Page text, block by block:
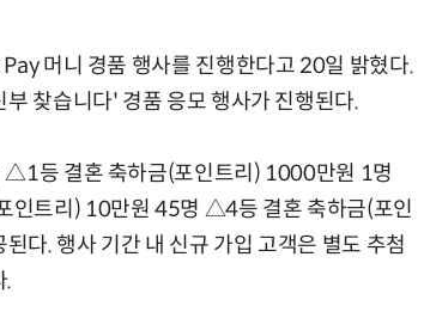
머니 경품 행사를 진행한다고 20일 밝혔다.
찾습니다' 경품 응모 행사가 진행된다.
△1등 결혼 축하금(포인트리) 1000만원 1명
트리) 10만원 45명 △4등 결혼 축하금(포인
다. 행사 기간 내 신규 가입 고객은 별도 추첨
.